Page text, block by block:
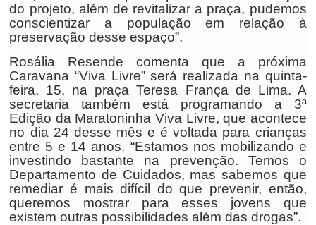
do projeto, além de revitalizar a praça, pudemos
conscientizar a população em relação à
preservação desse espaço”.
Rosália Resende comenta que a próxima
Caravana “Viva Livre” será realizada na quinta-
feira, 15, na praça Teresa França de Lima. A
secretaria também está programando a 3ª
Edição da Maratoninha Viva Livre, que acontece
no dia 24 desse mês e é voltada para crianças
entre 5 e 14 anos. “Estamos nos mobilizando e
investindo bastante na prevenção. Temos o
Departamento de Cuidados, mas sabemos que
remediar é mais difícil do que prevenir, então,
queremos mostrar para esses jovens que
existem outras possibilidades além das drogas”.